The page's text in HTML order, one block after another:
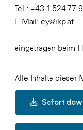
Tel.: +43 1 524 77
E-Mail: ey@ikp.at
eingetragen beim
Alle Inhalte dieser
Sofort